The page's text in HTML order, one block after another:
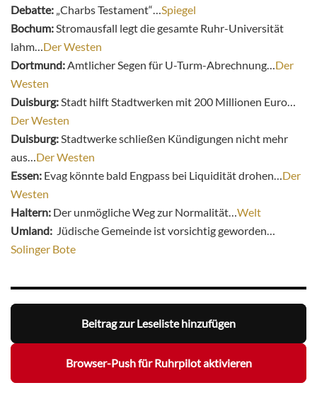
Debatte: „Charbs Testament“… Spiegel
Bochum: Stromausfall legt die gesamte Ruhr-Universität
lahm… Der Westen
Dortmund: Amtlicher Segen für U-Turm-Abrechnung… Der
Westen
Duisburg: Stadt hilft Stadtwerken mit 200 Millionen Euro…
Der Westen
Duisburg: Stadtwerke schließen Kündigungen nicht mehr
aus… Der Westen
Essen: Evag könnte bald Engpass bei Liquidität drohen… Der
Westen
Haltern: Der unmögliche Weg zur Normalität… Welt
Umland: Jüdische Gemeinde ist vorsichtig geworden…
Solinger Bote
Beitrag zur Leseliste hinzufügen
Browser-Push für Ruhrpilot aktivieren